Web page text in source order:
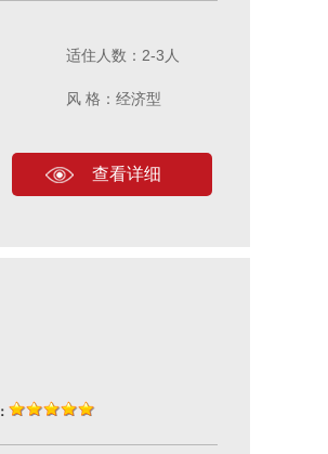
适住人数：2-3人
风 格：经济型
查看详细